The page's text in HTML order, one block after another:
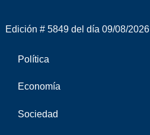
Edición # 5849 del día 09/08/2026
Política
Economía
Sociedad